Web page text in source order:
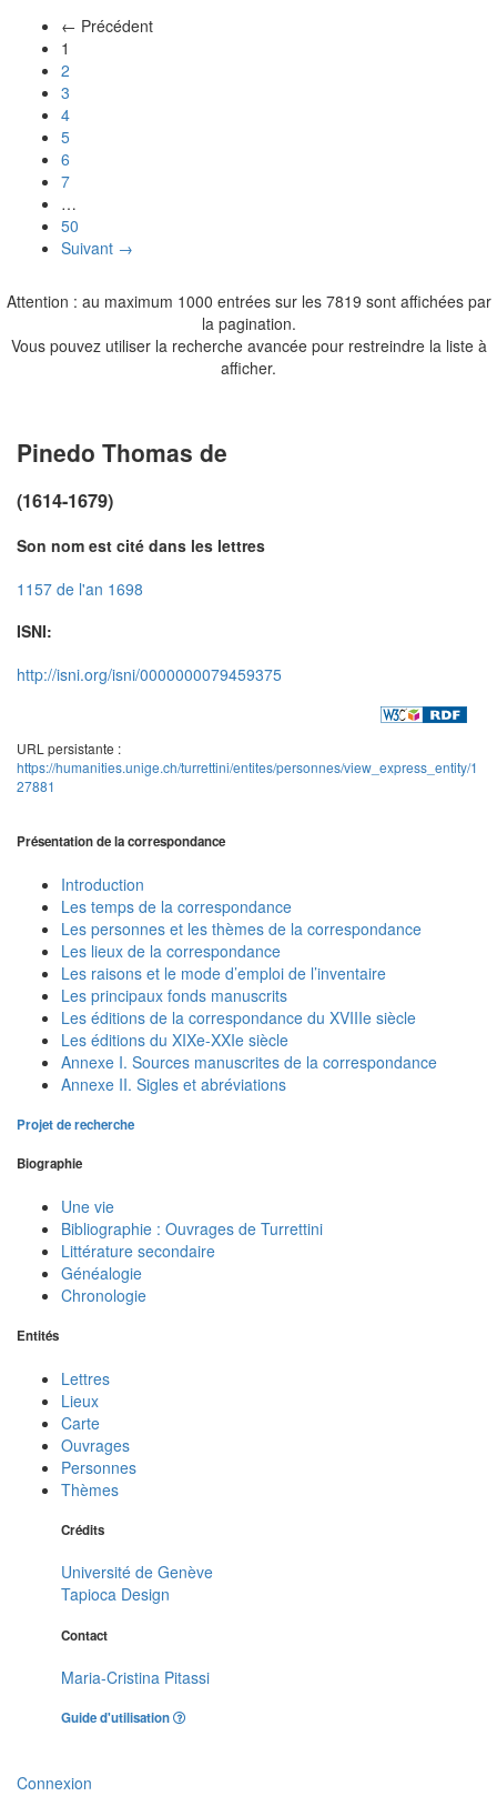
← Précédent
1
2
3
4
5
6
7
…
50
Suivant →
Attention : au maximum 1000 entrées sur les 7819 sont affichées par
la pagination.
Vous pouvez utiliser la recherche avancée pour restreindre la liste à
afficher.
Pinedo Thomas de
(1614-1679)
Son nom est cité dans les lettres
1157 de l'an 1698
ISNI:
http://isni.org/isni/0000000079459375
URL persistante :
https://humanities.unige.ch/turrettini/entites/personnes/view_express_entity/1
27881
Présentation de la correspondance
Introduction
Les temps de la correspondance
Les personnes et les thèmes de la correspondance
Les lieux de la correspondance
Les raisons et le mode d’emploi de l’inventaire
Les principaux fonds manuscrits
Les éditions de la correspondance du XVIIIe siècle
Les éditions du XIXe-XXIe siècle
Annexe I. Sources manuscrites de la correspondance
Annexe II. Sigles et abréviations
Projet de recherche
Biographie
Une vie
Bibliographie : Ouvrages de Turrettini
Littérature secondaire
Généalogie
Chronologie
Entités
Lettres
Lieux
Carte
Ouvrages
Personnes
Thèmes
Crédits
Université de Genève
Tapioca Design
Contact
Maria-Cristina Pitassi
Guide d'utilisation
Connexion